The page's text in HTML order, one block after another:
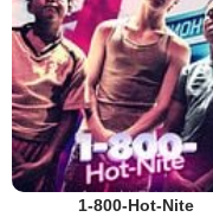
1-800-Hot-Nite